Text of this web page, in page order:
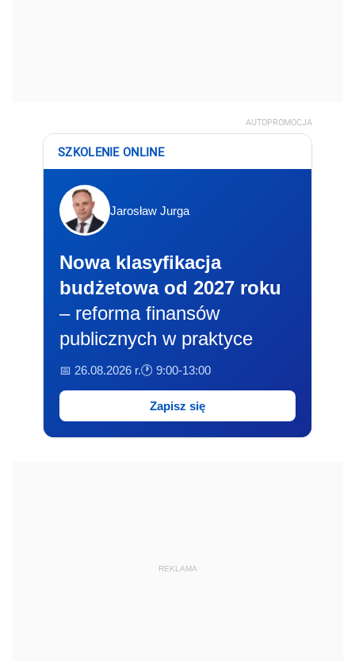
AUTOPROMOCJA
SZKOLENIE ONLINE
Jarosław Jurga
Nowa klasyfikacja
budżetowa od 2027 roku
– reforma finansów
publicznych w praktyce
📅 26.08.2026 r.🕐 9:00-13:00
Zapisz się
REKLAMA